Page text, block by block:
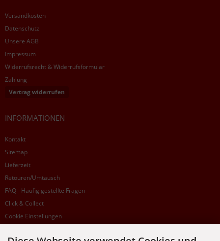
Versandkosten
Datenschutz
Unsere AGB
Impressum
Widerrufsrecht & Widerrufsformular
Zahlung
Vertrag widerrufen
INFORMATIONEN
Kontakt
Sitemap
Lieferzeit
Retouren/Umtausch
FAQ - Häufig gestellte Fragen
Click & Collect
Cookie Einstellungen